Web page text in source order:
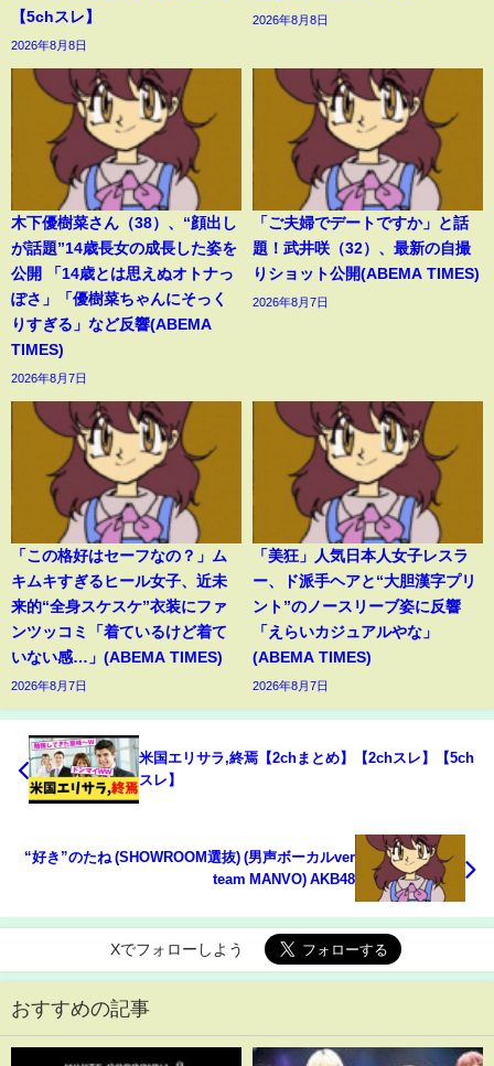
【5chスレ】
2026年8月8日
2026年8月8日
木下優樹菜さん（38）、“顔出し
が話題”14歳長女の成長した姿を
公開 「14歳とは思えぬオトナっ
ぽさ」「優樹菜ちゃんにそっく
りすぎる」など反響(ABEMA
TIMES)
2026年8月7日
「ご夫婦でデートですか」と話
題！武井咲（32）、最新の自撮
りショット公開(ABEMA TIMES)
2026年8月7日
「この格好はセーフなの？」ム
キムキすぎるヒール女子、近未
来的“全身スケスケ”衣装にファ
ンツッコミ「着ているけど着て
いない感…」(ABEMA TIMES)
2026年8月7日
「美狂」人気日本人女子レスラ
ー、ド派手ヘアと“大胆漢字プリ
ント”のノースリーブ姿に反響
「えらいカジュアルやな」
(ABEMA TIMES)
2026年8月7日
米国エリサラ,終焉【2chまとめ】【2chスレ】【5ch
スレ】
“好き”のたね (SHOWROOM選抜) (男声ボーカルver
team MANVO) AKB48
Xでフォローしよう
おすすめの記事